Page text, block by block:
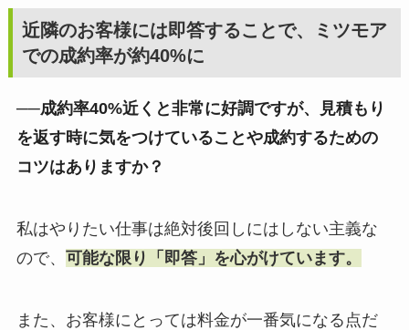
近隣のお客様には即答することで、ミツモア
での成約率が約40%に
──成約率40%近くと非常に好調ですが、見積もり
を返す時に気をつけていることや成約するための
コツはありますか？
私はやりたい仕事は絶対後回しにはしない主義な
ので、 可能な限り「即答」を心がけています。
また、お客様にとっては料金が一番気になる点だ